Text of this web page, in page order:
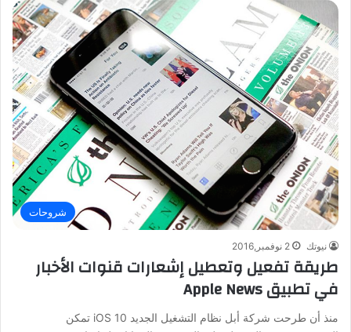
شروحات
نيوتك 2 نوفمبر,2016
طريقة تفعيل وتعطيل إشعارات قنوات الأخبار
في تطبيق Apple News
منذ أن طرحت شركة أبل نظام التشغيل الجديد iOS 10 تمكن